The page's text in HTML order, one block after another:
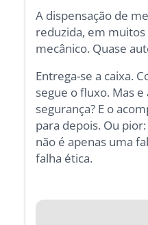
A dispensação de
reduzida, em muitos
mecânico. Quase
Entrega-se a caixa.
segue o fluxo. Mas e
segurança? E o
para depois. Ou
não é apenas uma
falha ética.